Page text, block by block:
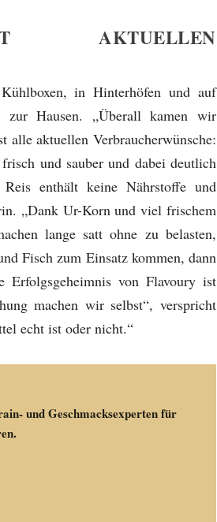
in Hinterhöfen und auf
zur Hausen. „Überall kamen wir
aktuellen Verbraucherwünsche:
und sauber und dabei deutlich
enthält keine Nährstoffe und
„Dank Ur-Korn und viel frischem
lange satt ohne zu belasten,
Fisch zum Einsatz kommen, dann
von Flavoury ist
machen wir selbst“, verspricht
echt ist oder nicht.“
und Geschmacksexperten für